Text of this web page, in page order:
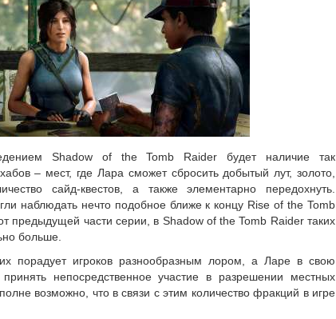
Shadow of the Tomb Raider будет наличие так
– мест, где Лара сможет сбросить добытый лут, золото,
сайд-квестов, а также элементарно передохнуть.
наблюдать нечто подобное ближе к концу Rise of the Tomb
предыдущей части серии, в Shadow of the Tomb Raider таких
больше.
порадует игроков разнообразным лором, а Ларе в свою
непосредственное участие в разрешении местных
возможно, что в связи с этим количество фракций в игре